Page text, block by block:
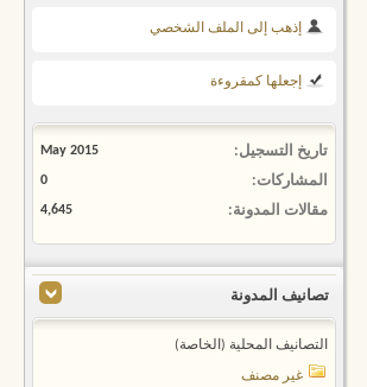
إذهب إلى الملف الشخصي
إجعلها كمقروءة
تاريخ التسجيل May 2015
المشاركات 0
مقالات المدونة 4,645
تصانيف المدونة
التصانيف المحلية (الخاصة)
غير مصنف